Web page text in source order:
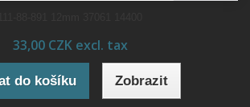
33,00 CZK excl. tax
do košíku Zobrazit